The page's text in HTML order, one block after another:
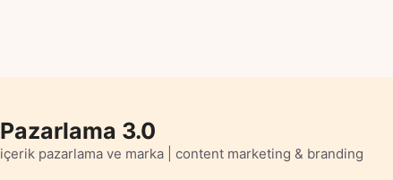
Pazarlama 3.0
içerik pazarlama ve marka | content marketing & branding